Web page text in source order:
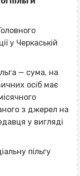
у Черкаській
— сума, на
осіб має
з джерел на
у вигляді
пільгу